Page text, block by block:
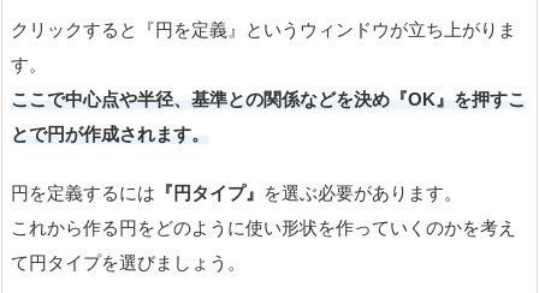
クリックすると『円を定義』というウィンドウが立ち上がりま
す。
ここで中心点や半径、基準との関係などを決め『OK』を押すこ
とで円が作成されます。
円を定義するには 『円タイプ』 を選ぶ必要があります。
これから作る円をどのように使い形状を作っていくのかを考え
て円タイプを選びましょう。